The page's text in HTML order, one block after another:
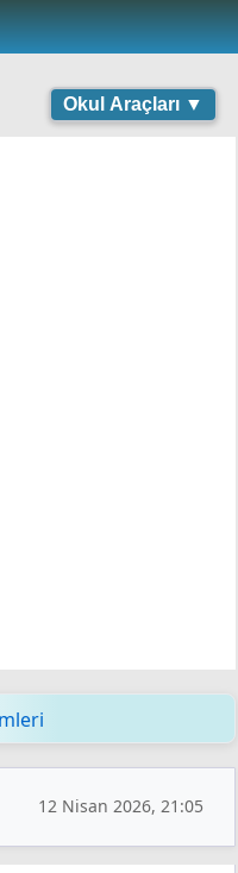
Okul Araçları ▼
12 Nisan 2026, 21:05